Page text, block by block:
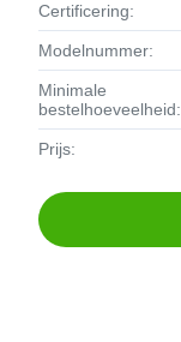
Certificering:
Modelnummer:
Minimale
bestelhoeveelheid:
Prijs: